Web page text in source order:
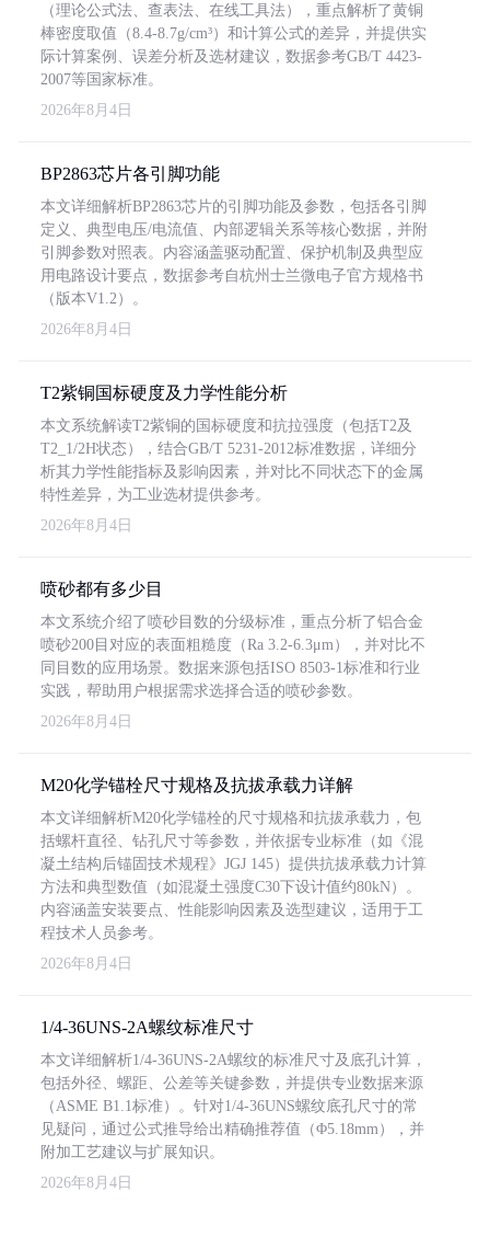
（理论公式法、查表法、在线工具法），重点解析了黄铜
棒密度取值（8.4-8.7g/cm³）和计算公式的差异，并提供实
际计算案例、误差分析及选材建议，数据参考GB/T 4423-
2007等国家标准。
2026年8月4日
BP2863芯片各引脚功能
本文详细解析BP2863芯片的引脚功能及参数，包括各引脚
定义、典型电压/电流值、内部逻辑关系等核心数据，并附
引脚参数对照表。内容涵盖驱动配置、保护机制及典型应
用电路设计要点，数据参考自杭州士兰微电子官方规格书
（版本V1.2）。
2026年8月4日
T2紫铜国标硬度及力学性能分析
本文系统解读T2紫铜的国标硬度和抗拉强度（包括T2及
T2_1/2H状态），结合GB/T 5231-2012标准数据，详细分
析其力学性能指标及影响因素，并对比不同状态下的金属
特性差异，为工业选材提供参考。
2026年8月4日
喷砂都有多少目
本文系统介绍了喷砂目数的分级标准，重点分析了铝合金
喷砂200目对应的表面粗糙度（Ra 3.2-6.3μm），并对比不
同目数的应用场景。数据来源包括ISO 8503-1标准和行业
实践，帮助用户根据需求选择合适的喷砂参数。
2026年8月4日
M20化学锚栓尺寸规格及抗拔承载力详解
本文详细解析M20化学锚栓的尺寸规格和抗拔承载力，包
括螺杆直径、钻孔尺寸等参数，并依据专业标准（如《混
凝土结构后锚固技术规程》JGJ 145）提供抗拔承载力计算
方法和典型数值（如混凝土强度C30下设计值约80kN）。
内容涵盖安装要点、性能影响因素及选型建议，适用于工
程技术人员参考。
2026年8月4日
1/4-36UNS-2A螺纹标准尺寸
本文详细解析1/4-36UNS-2A螺纹的标准尺寸及底孔计算，
包括外径、螺距、公差等关键参数，并提供专业数据来源
（ASME B1.1标准）。针对1/4-36UNS螺纹底孔尺寸的常
见疑问，通过公式推导给出精确推荐值（Φ5.18mm），并
附加工艺建议与扩展知识。
2026年8月4日